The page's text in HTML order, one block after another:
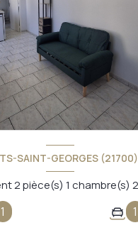
SAINT-GEORGES (21700)
1 1